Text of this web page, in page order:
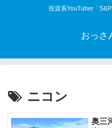
投資系YouTuber「
おっさ
ニコン
奥三